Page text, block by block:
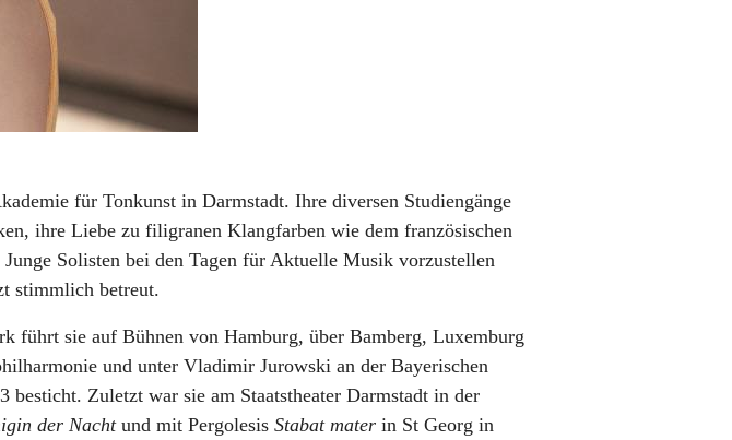
für Tonkunst in Darmstadt. Ihre diversen Studiengänge
ihre Liebe zu filigranen Klangfarben wie dem französischen
Solisten bei den Tagen für Aktuelle Musik vorzustellen
stimmlich betreut.
führt sie auf Bühnen von Hamburg, über Bamberg, Luxemburg
und unter Vladimir Jurowski an der Bayerischen
Zuletzt war sie am Staatstheater Darmstadt in der
der Nachtund mit Pergolesis Stabat mater in St Georg in